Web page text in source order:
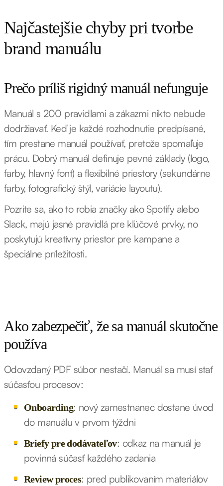
Najčastejšie chyby pri tvorbe
brand manuálu
Prečo príliš rigidný manuál nefunguje
Manuál s 200 pravidlami a zákazmi nikto nebude
dodržiavať. Keď je každé rozhodnutie predpísané,
tím prestane manuál používať, pretože spomaľuje
prácu. Dobrý manuál definuje pevné základy (logo,
farby, hlavný font) a flexibilné priestory (sekundárne
farby, fotografický štýl, variácie layoutu).
Pozrite sa, ako to robia značky ako Spotify alebo
Slack, majú jasné pravidlá pre kľúčové prvky, no
poskytujú kreatívny priestor pre kampane a
špeciálne príležitosti.
Ako zabezpečiť, že sa manuál skutočne
používa
Odovzdaný PDF súbor nestačí. Manuál sa musí stať
súčasťou procesov:
Onboarding: nový zamestnanec dostane úvod
do manuálu v prvom týždni
Briefy pre dodávateľov: odkaz na manuál je
povinná súčasť každého zadania
Review proces: pred publikovaním materiálov